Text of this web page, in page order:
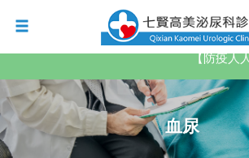
【防疫人人
血尿